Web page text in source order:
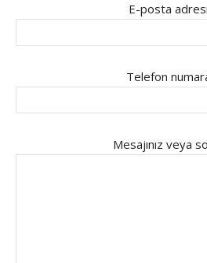
E-posta
Telefon
Mesajınız veya